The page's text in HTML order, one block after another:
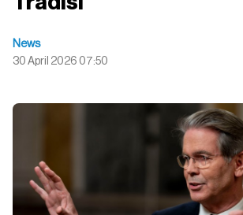
News
30 April 2026 07:50